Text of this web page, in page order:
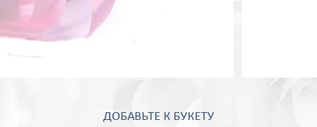
ДОБАВЬТЕ К БУКЕТУ